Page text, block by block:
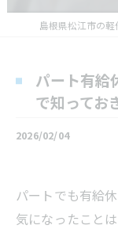
パート有給
で知ってお
2026/02/04
パートでも有給
気になったこと